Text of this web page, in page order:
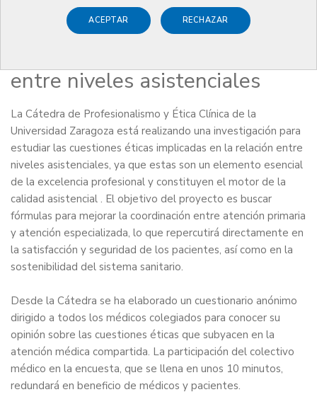
ACEPTAR RECHAZAR
1 MARZO DE 2017
Cuestionario ERNA: análisis
sobre la ética de la relación
entre niveles asistenciales
La Cátedra de Profesionalismo y Ética Clínica de la
Universidad Zaragoza está realizando una investigación para
estudiar las cuestiones éticas implicadas en la relación entre
niveles asistenciales, ya que estas son un elemento esencial
de la excelencia profesional y constituyen el motor de la
calidad asistencial . El objetivo del proyecto es buscar
fórmulas para mejorar la coordinación entre atención primaria
y atención especializada, lo que repercutirá directamente en
la satisfacción y seguridad de los pacientes, así como en la
sostenibilidad del sistema sanitario.
Desde la Cátedra se ha elaborado un cuestionario anónimo
dirigido a todos los médicos colegiados para conocer su
opinión sobre las cuestiones éticas que subyacen en la
atención médica compartida. La participación del colectivo
médico en la encuesta, que se llena en unos 10 minutos,
redundará en beneficio de médicos y pacientes.